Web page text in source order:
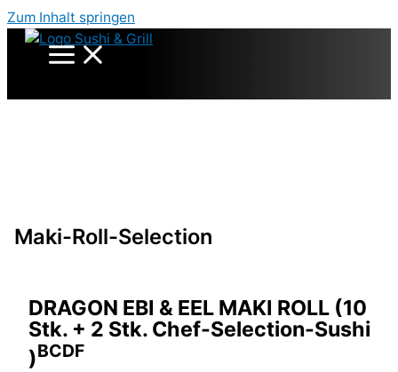
Zum Inhalt springen
Maki-Roll-Selection
DRAGON EBI & EEL MAKI ROLL (10
Stk. + 2 Stk. Chef-Selection-Sushi
)BCDF